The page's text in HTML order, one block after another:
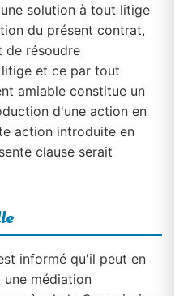
solution à tout litige
du présent contrat,
de résoudre
et ce par tout
amiable constitue un
d'une action en
action introduite en
clause serait
informé qu'il peut en
médiation